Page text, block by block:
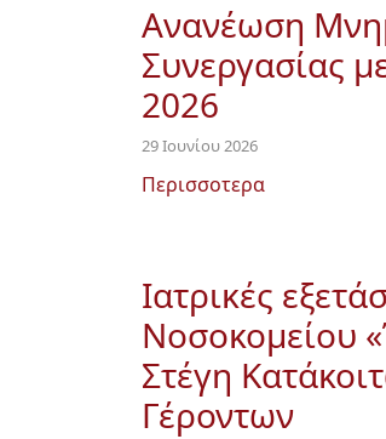
Ανανέωση
Συνεργασίας
2026
29 Ιουνίου 2026
Περισσοτερα
Ιατρικές
Νοσοκομείου
Στέγη
Γέροντων